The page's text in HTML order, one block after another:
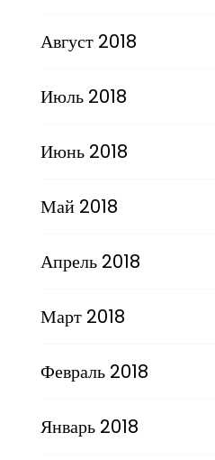
Август 2018
Июль 2018
Июнь 2018
Май 2018
Апрель 2018
Март 2018
Февраль 2018
Январь 2018